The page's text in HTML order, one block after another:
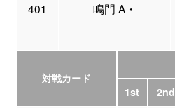
401 鳴門 A・
対戦カード
1st
2nd